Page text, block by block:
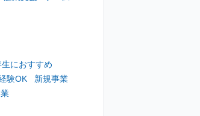
におすすめ
験OK
新規事業
業